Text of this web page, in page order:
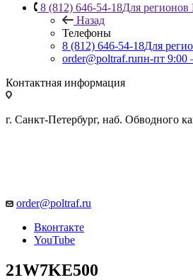
8 (812) 646-54-18Для регионов
Назад
Телефоны
8 (812) 646-54-18Для
order@poltraf.ruпн-пт 9:00
Контактная информация
г. Санкт-Петербург, наб. Обводного
order@poltraf.ru
Вконтакте
YouTube
21W7KE500